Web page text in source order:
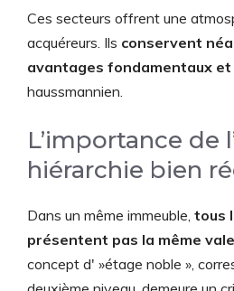
Ces secteurs offrent une
acquéreurs. Ils conservent
avantages fondamentaux et
haussmannien.
L’importance de
hiérarchie bien
Dans un même immeuble, tous
présentent pas la même
concept d' »étage noble »,